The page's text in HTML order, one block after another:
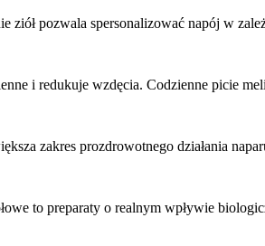
ziół pozwala spersonalizować napój w
i redukuje wzdęcia. Codzienne picie
zakres prozdrowotnego działania
to preparaty o realnym wpływie